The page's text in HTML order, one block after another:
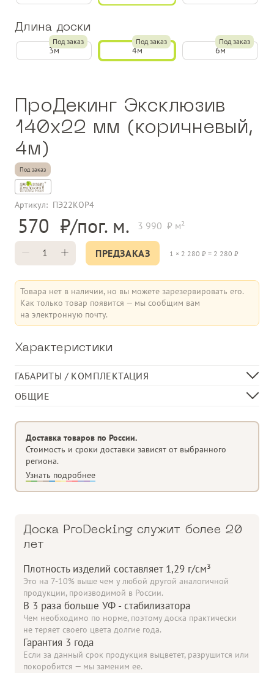
Длина доски
Под заказ
3м
Под заказ
4м
Под заказ
6м
ПроДекинг Эксклюзив
140х22 мм (коричневый,
4м)
Под заказ
Артикул: ПЭ22КОР4
570 3 990
ПРЕДЗАКАЗ 1 × 2 280 ₽ = 2 280 ₽
Товара нет в наличии, но вы можете зарезервировать его.
Как только товар появится — мы сообщим вам
на электронную почту.
Характеристики
ГАБАРИТЫ / КОМПЛЕКТАЦИЯ
Ширина доски, мм
140
В 1 кв.м, пог. м
7,14
ОБЩИЕ
Доставка товаров по России.
Стоимость и сроки доставки зависят от выбранного
региона.
Узнать подробнее
Доска ProDecking служит более 20
лет
Плотность изделий составляет 1,29 г/см³
Это на 7-10% выше чем у любой другой аналогичной
продукции, производимой в России.
В 3 раза больше УФ - стабилизатора
Чем необходимо по норме, поэтому доска практически
не теряет своего цвета долгие года.
Гарантия 3 года
Если за данный срок продукция выцветет, разрушится или
покоробится — мы заменим ее.